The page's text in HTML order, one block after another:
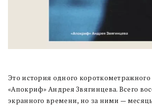
Это история одного
«Апокриф» Андрея Звягинцева. Всего
экранного времени, но за ними —